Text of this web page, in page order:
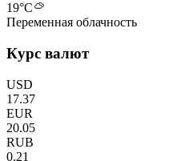
19°C
Переменная облачность
Курс валют
USD
17.37
EUR
20.05
RUB
0.21